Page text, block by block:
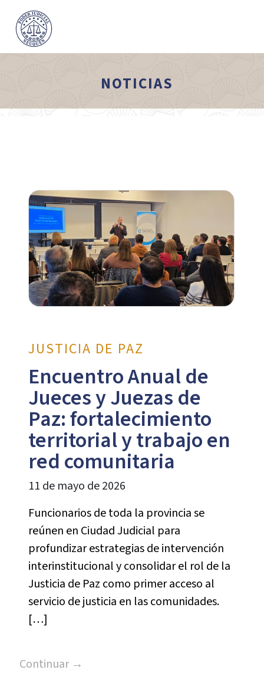
NOTICIAS
JUSTICIA DE PAZ
Encuentro Anual de
Jueces y Juezas de
Paz: fortalecimiento
territorial y trabajo en
red comunitaria
11 de mayo de 2026
Funcionarios de toda la provincia se
reúnen en Ciudad Judicial para
profundizar estrategias de intervención
interinstitucional y consolidar el rol de la
Justicia de Paz como primer acceso al
servicio de justicia en las comunidades.
[…]
Continuar →